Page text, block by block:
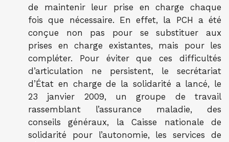
de maintenir leur prise en charge chaque
fois que nécessaire. En effet, la PCH a été
conçue non pas pour se substituer aux
prises en charge existantes, mais pour les
compléter. Pour éviter que ces difficultés
d’articulation ne persistent, le secrétariat
d’État en charge de la solidarité a lancé, le
23 janvier 2009, un groupe de travail
rassemblant l’assurance maladie, des
conseils généraux, la Caisse nationale de
solidarité pour l’autonomie, les services de